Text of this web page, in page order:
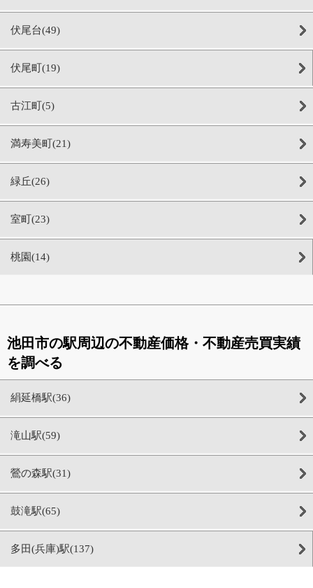
伏尾台(49)
伏尾町(19)
古江町(5)
満寿美町(21)
緑丘(26)
室町(23)
桃園(14)
池田市の駅周辺の不動産価格・不動産売買実績
を調べる
絹延橋駅(36)
滝山駅(59)
鶯の森駅(31)
鼓滝駅(65)
多田(兵庫)駅(137)